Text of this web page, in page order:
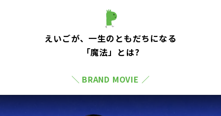
えいごが、一生のともだちになる
「魔法」とは?
＼ BRAND MOVIE ／